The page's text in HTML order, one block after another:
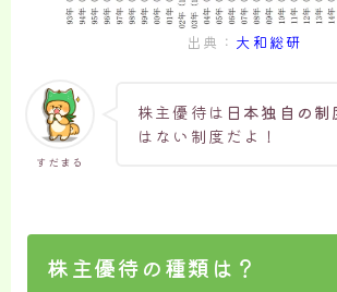
出典： 大和総研
すだまる
株主優待は 日本独自の制
はない制度だよ！
株主優待の種類は？